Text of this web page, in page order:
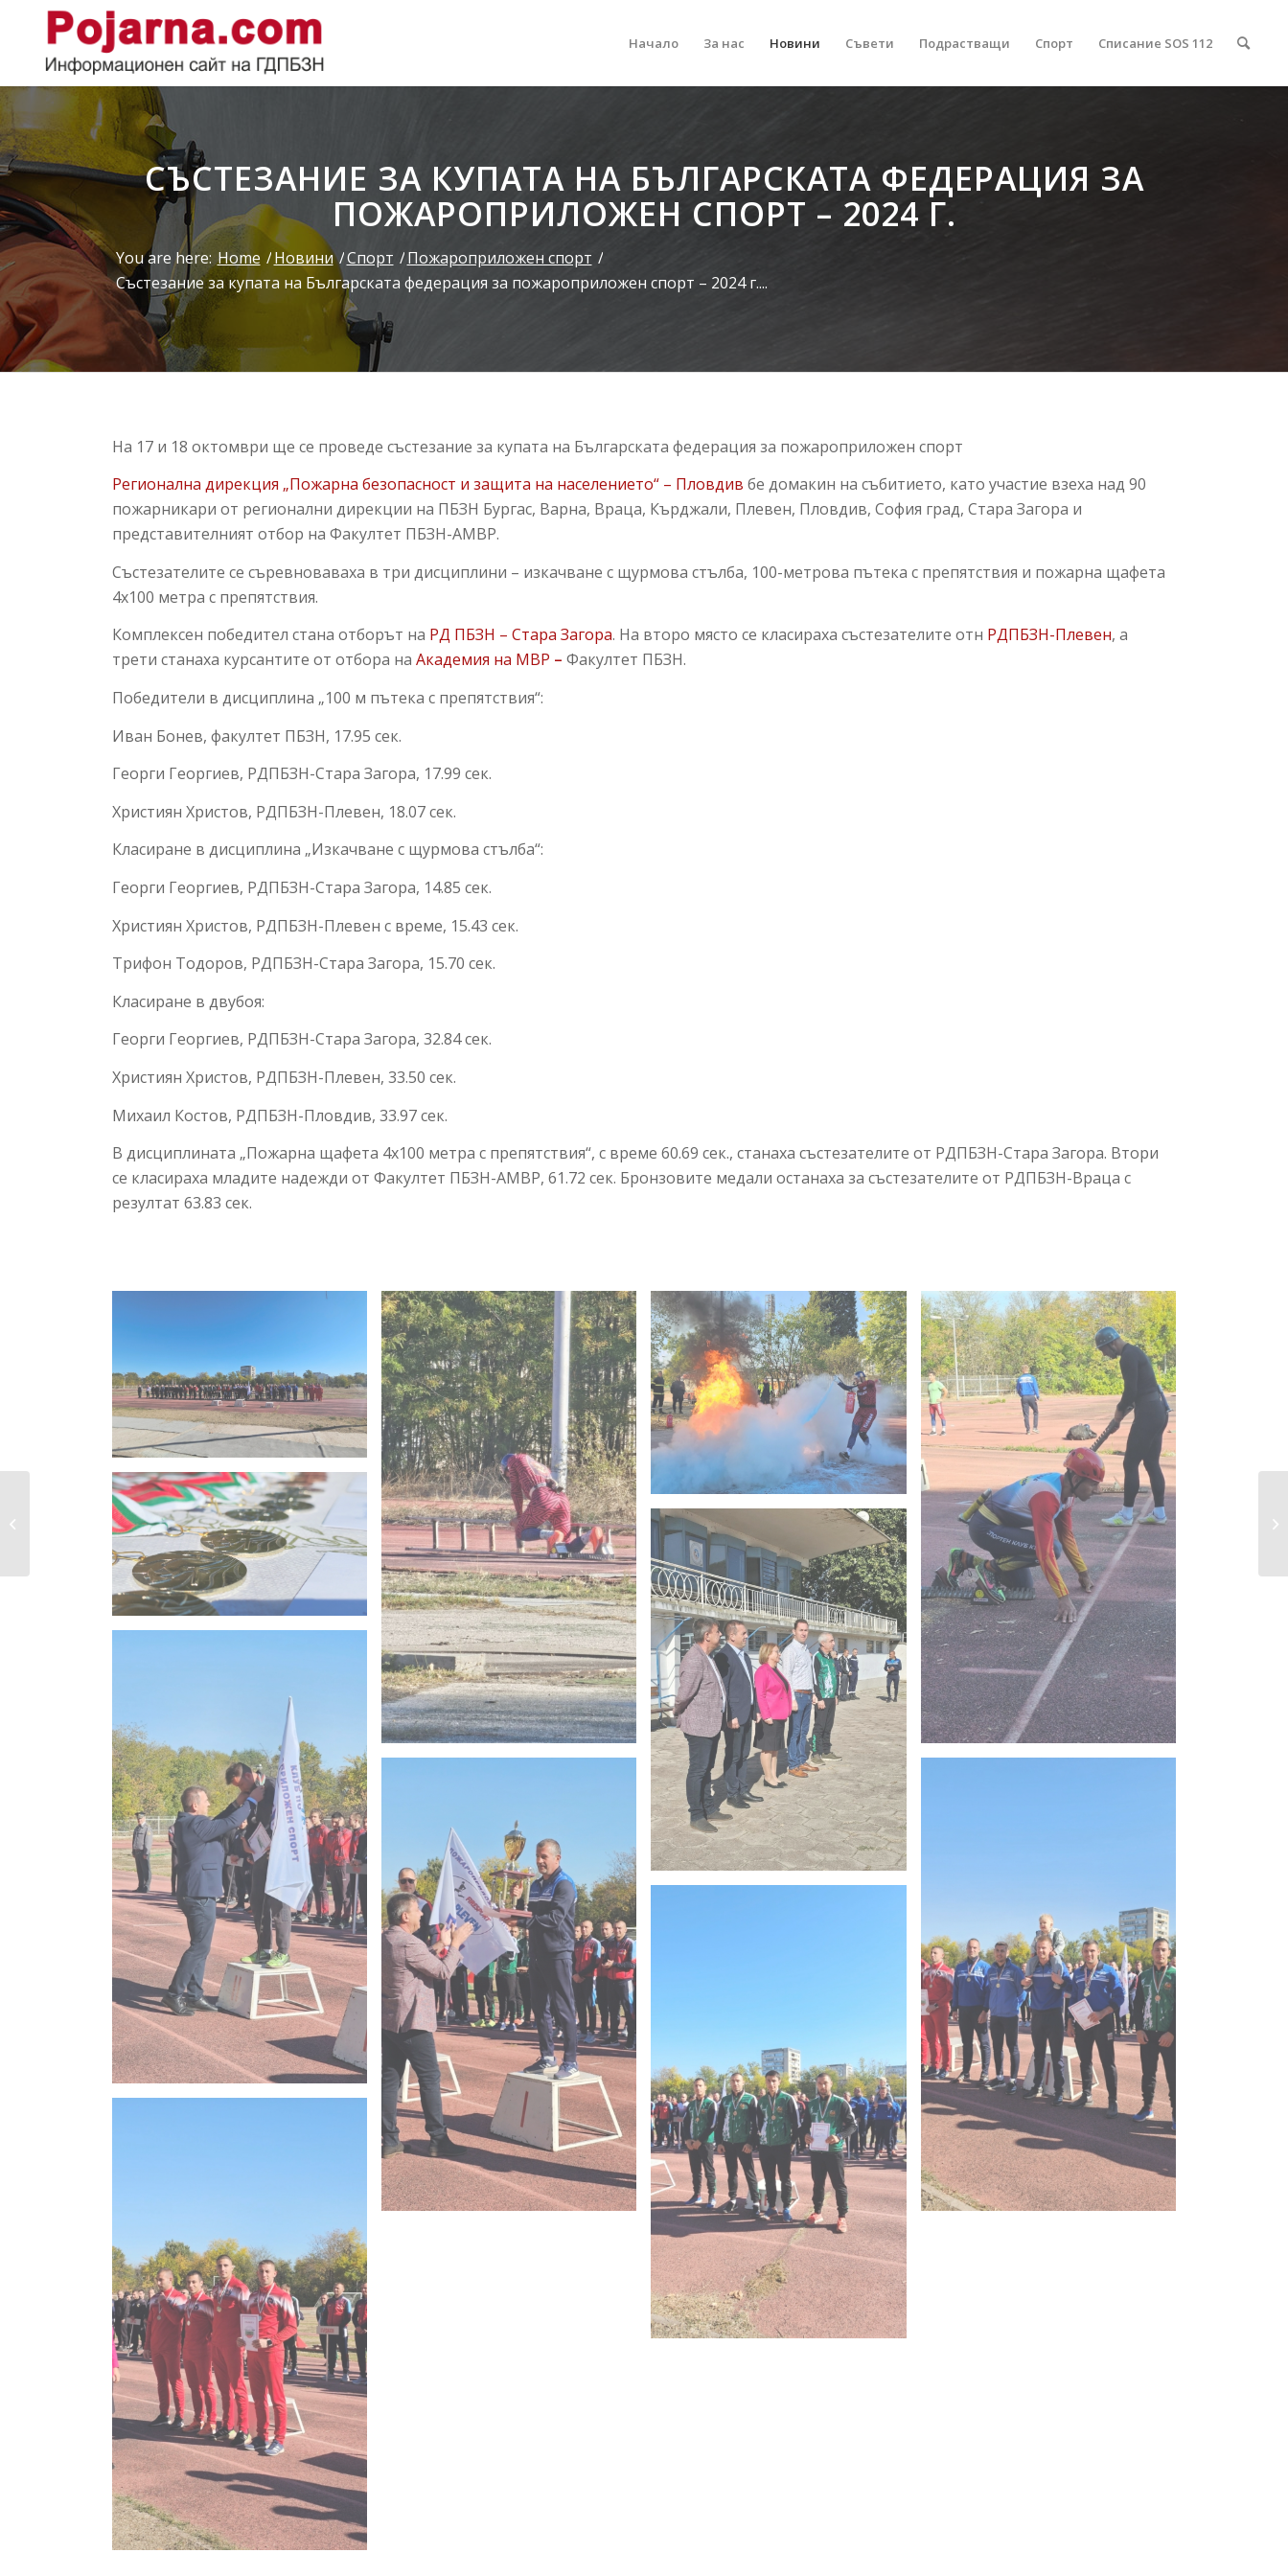
Начало За нас Новини Съвети Подрастващи Спорт Списание SOS 112
СЪСТЕЗАНИЕ ЗА КУПАТА НА БЪЛГАРСКАТА ФЕДЕРАЦИЯ ЗА
ПОЖАРОПРИЛОЖЕН СПОРТ – 2024 Г.
You are here: Home /Новини /Спорт /Пожароприложен спорт /
Състезание за купата на Българската федерация за пожароприложен спорт – 2024 г....
На 17 и 18 октомври ще се проведе състезание за купата на Българската федерация за пожароприложен спорт
Регионална дирекция „Пожарна безопасност и защита на населението“ – Пловдив бе домакин на събитието, като участие взеха над 90
пожарникари от регионални дирекции на ПБЗН Бургас, Варна, Враца, Кърджали, Плевен, Пловдив, София град, Стара Загора и
представителният отбор на Факултет ПБЗН-АМВР.
Състезателите се съревноваваха в три дисциплини – изкачване с щурмова стълба, 100-метрова пътека с препятствия и пожарна щафета
4х100 метра с препятствия.
Комплексен победител стана отборът на РД ПБЗН – Стара Загора. На второ място се класираха състезателите отн РДПБЗН-Плевен, а
трети станаха курсантите от отбора наАкадемия на МВР – Факултет ПБЗН.
Победители в дисциплина „100 м пътека с препятствия“:
Иван Бонев, факултет ПБЗН, 17.95 сек.
Георги Георгиев, РДПБЗН-Стара Загора, 17.99 сек.
Християн Христов, РДПБЗН-Плевен, 18.07 сек.
Класиране в дисциплина „Изкачване с щурмова стълба“:
Георги Георгиев, РДПБЗН-Стара Загора, 14.85 сек.
Християн Христов, РДПБЗН-Плевен с време, 15.43 сек.
Трифон Тодоров, РДПБЗН-Стара Загора, 15.70 сек.
Класиране в двубоя:
Георги Георгиев, РДПБЗН-Стара Загора, 32.84 сек.
Християн Христов, РДПБЗН-Плевен, 33.50 сек.
Михаил Костов, РДПБЗН-Пловдив, 33.97 сек.
В дисциплината „Пожарна щафета 4х100 метра с препятствия“, с време 60.69 сек., станаха състезателите от РДПБЗН-Стара Загора. Втори
се класираха младите надежди от Факултет ПБЗН-АМВР, 61.72 сек. Бронзовите медали останаха за състезателите от РДПБЗН-Враца с
резултат 63.83 сек.
Международен
клубен турнир по
пожароприложен...